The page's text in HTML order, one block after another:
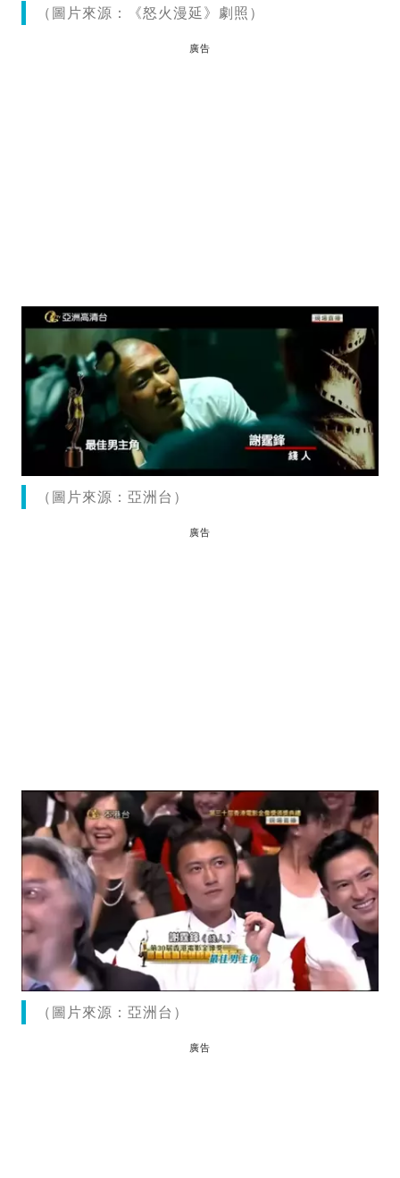
（圖片來源：《怒火漫延》劇照）
廣告
（圖片來源：亞洲台）
廣告
（圖片來源：亞洲台）
廣告